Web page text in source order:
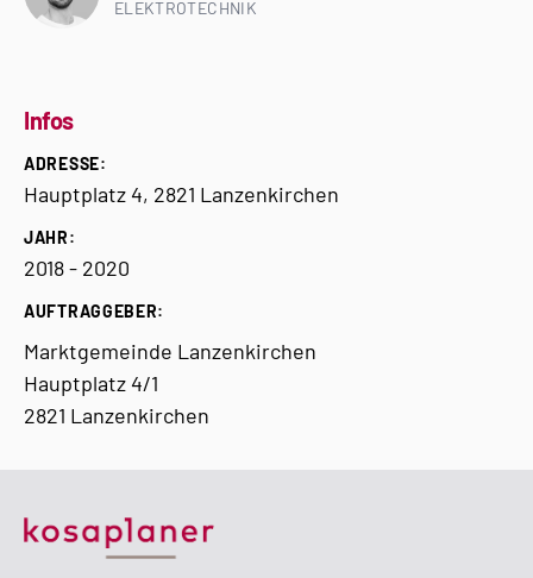
ELEKTROTECHNIK
Infos
ADRESSE:
Hauptplatz 4, 2821 Lanzenkirchen
JAHR:
2018 - 2020
AUFTRAGGEBER:
Marktgemeinde Lanzenkirchen
Hauptplatz 4/1
2821 Lanzenkirchen